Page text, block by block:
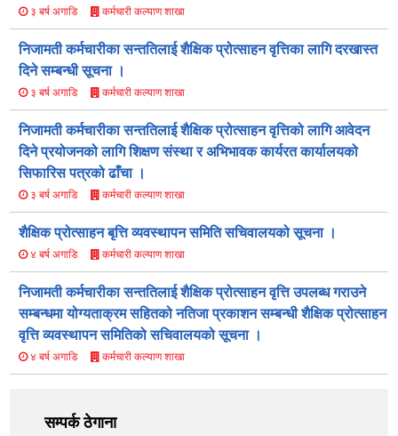
३ बर्ष अगाडि कर्मचारी कल्याण शाखा
निजामती कर्मचारीका सन्ततिलाई शैक्षिक प्रोत्साहन वृत्तिका लागि दरखास्त
दिने सम्बन्धी सूचना ।
३ बर्ष अगाडि कर्मचारी कल्याण शाखा
निजामती कर्मचारीका सन्ततिलाई शैक्षिक प्रोत्साहन वृत्तिको लागि आवेदन
दिने प्रयोजनको लागि शिक्षण संस्था र अभिभावक कार्यरत कार्यालयको
सिफारिस पत्रको ढाँचा ।
३ बर्ष अगाडि कर्मचारी कल्याण शाखा
शैक्षिक प्रोत्साहन बृत्ति व्यवस्थापन समिति सचिवालयको सूचना ।
४ बर्ष अगाडि कर्मचारी कल्याण शाखा
निजामती कर्मचारीका सन्ततिलाई शैक्षिक प्रोत्साहन वृत्ति उपलब्ध गराउने
सम्बन्धमा योग्यताक्रम सहितको नतिजा प्रकाशन सम्बन्धी शैक्षिक प्रोत्साहन
वृत्ति व्यवस्थापन समितिको सचिवालयको सूचना ।
४ बर्ष अगाडि कर्मचारी कल्याण शाखा
सम्पर्क ठेगाना